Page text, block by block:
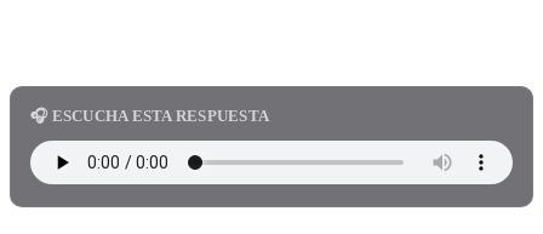
🎧 ESCUCHA ESTA RESPUESTA